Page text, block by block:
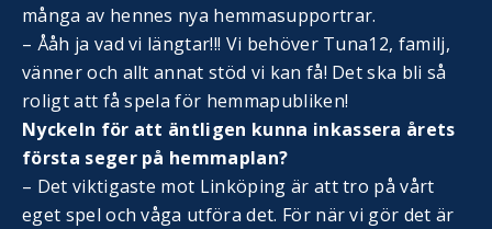
många av hennes nya hemmasupportrar.
– Ååh ja vad vi längtar!!! Vi behöver Tuna12, familj,
vänner och allt annat stöd vi kan få! Det ska bli så
roligt att få spela för hemmapubliken!
Nyckeln för att äntligen kunna inkassera årets
första seger på hemmaplan?
– Det viktigaste mot Linköping är att tro på vårt
eget spel och våga utföra det. För när vi gör det är